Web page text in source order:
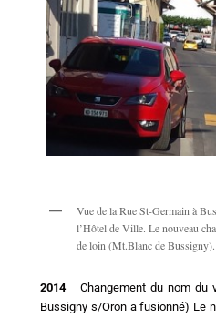
Vue de la Rue St-Germain à
l’Hôtel de Ville. Le nouveau
de loin (Mt.Blanc de Bussigny).
2014Changement du nom du
Bussigny s/Oron a fusionné) Le